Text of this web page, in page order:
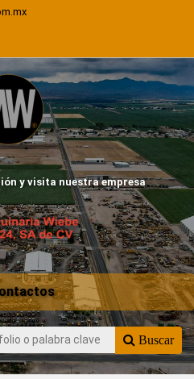
y visita nuestra empresa
Buscar